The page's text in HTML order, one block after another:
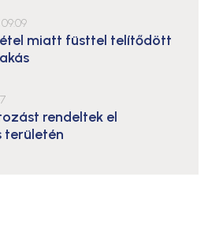
miatt füsttel telítődött
rendeltek el
területén